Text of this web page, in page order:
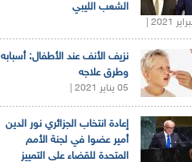
الشعب الليبي
نزيف الأنف عند الأطفال: أسبابه
وطرق علاجه
05 يناير 2021 |
إعادة انتخاب الجزائري نور الدين
أمير عضوا في لجنة الأمم
المتحدة للقضاء على التمييز